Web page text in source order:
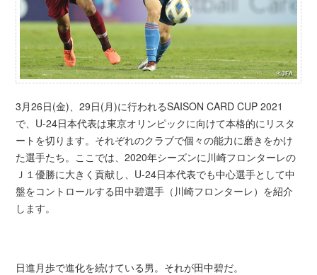
3月26日(金)、29日(月)に行われるSAISON CARD CUP 2021
で、U-24日本代表は東京オリンピックに向けて本格的にリスタ
ートを切ります。それぞれのクラブで個々の能力に磨きをかけ
た選手たち。ここでは、2020年シーズンに川崎フロンターレの
Ｊ１優勝に大きく貢献し、U-24日本代表でも中心選手として中
盤をコントロールする田中碧選手（川崎フロンターレ）を紹介
します。
日進月歩で進化を続けている男。それが田中碧だ。